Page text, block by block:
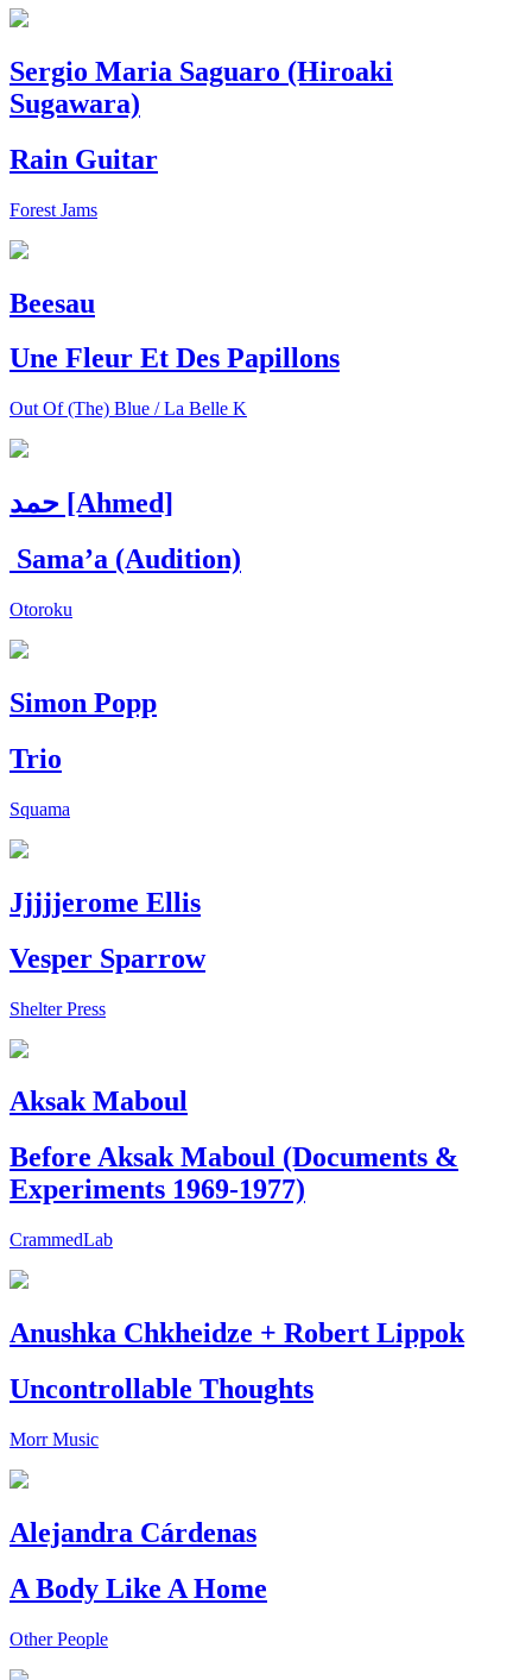
Sergio Maria Saguaro (Hiroaki
Sugawara)
Rain Guitar
Forest Jams
Beesau
Une Fleur Et Des Papillons
Out Of (The) Blue / La Belle K
حمد [Ahmed]
Sama’a (Audition)
Otoroku
Simon Popp
Trio
Squama
Jjjjjerome Ellis
Vesper Sparrow
Shelter Press
Aksak Maboul
Before Aksak Maboul (Documents &
Experiments 1969-1977)
CrammedLab
Anushka Chkheidze + Robert Lippok
Uncontrollable Thoughts
Morr Music
Alejandra Cárdenas
A Body Like A Home
Other People